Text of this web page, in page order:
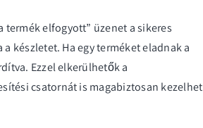
termék elfogyott” üzenet a sikeres
készletet. Ha egy terméket eladnak a
Ezzel elkerülhetők a
csatornát is magabiztosan kezelhet